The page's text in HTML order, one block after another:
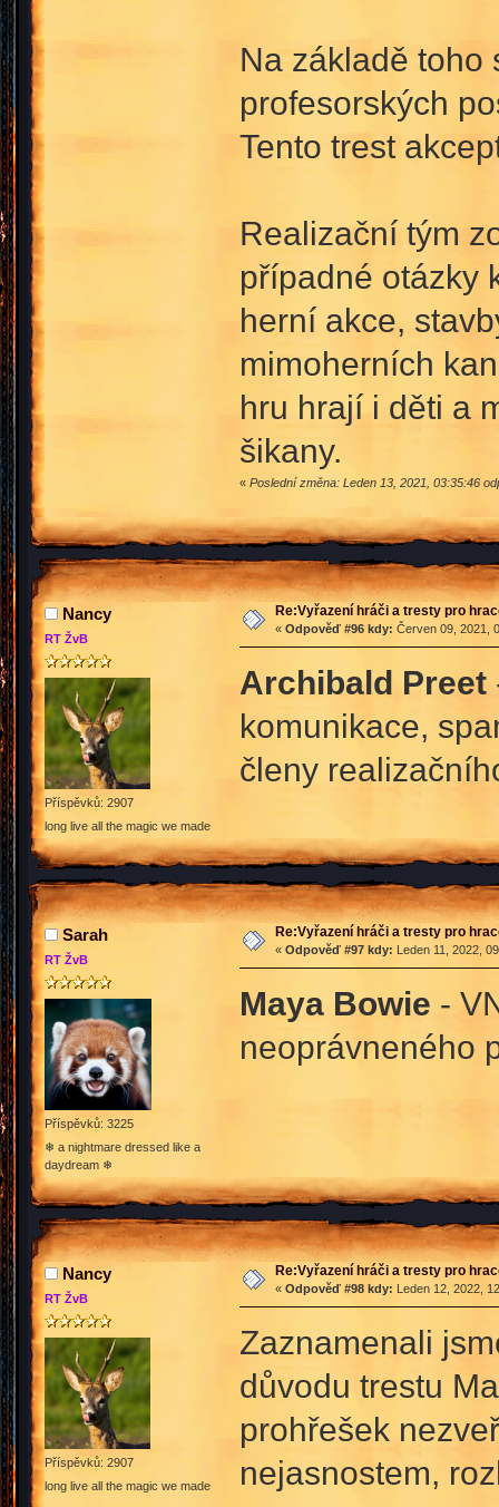
Na základě toho
profesorských
Tento trest
Realizační tým
případné otázky
herní akce,
mimoherních
hru hrají i děti a
šikany.
« Poslední změna: Leden 13, 2021, 03:35:46
Nancy
RT ŽvB
Příspěvků: 2907
long live all the magic we made
Re:Vyřazení hráči a tresty pro
« Odpověď #96 kdy: Červen 09, 2021,
Archibald Preet
komunikace,
členy
Sarah
RT ŽvB
Příspěvků: 3225
❄ a nightmare dressed like a
daydream ❄
Re:Vyřazení hráči a tresty pro
« Odpověď #97 kdy: Leden 11, 2022,
Maya Bowie -
neoprávneného
Nancy
RT ŽvB
Příspěvků: 2907
long live all the magic we made
Re:Vyřazení hráči a tresty pro
« Odpověď #98 kdy: Leden 12, 2022,
Zaznamenali
důvodu trestu
prohřešek
nejasnostem,